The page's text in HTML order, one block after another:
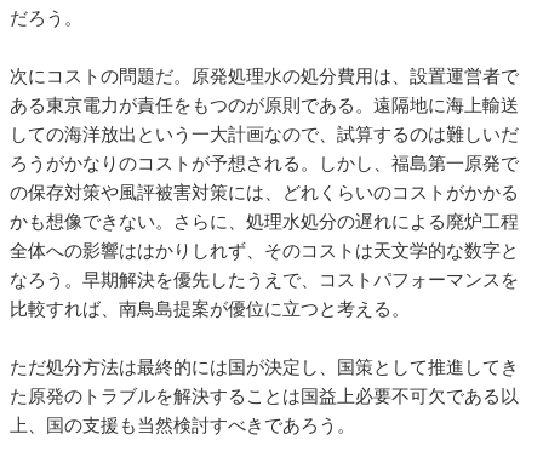
だろう。
次にコストの問題だ。原発処理水の処分費用は、設置運営者で
ある東京電力が責任をもつのが原則である。遠隔地に海上輸送
しての海洋放出という一大計画なので、試算するのは難しいだ
ろうがかなりのコストが予想される。しかし、福島第一原発で
の保存対策や風評被害対策には、どれくらいのコストがかかる
かも想像できない。さらに、処理水処分の遅れによる廃炉工程
全体への影響ははかりしれず、そのコストは天文学的な数字と
なろう。早期解決を優先したうえで、コストパフォーマンスを
比較すれば、南鳥島提案が優位に立つと考える。
ただ処分方法は最終的には国が決定し、国策として推進してき
た原発のトラブルを解決することは国益上必要不可欠である以
上、国の支援も当然検討すべきであろう。